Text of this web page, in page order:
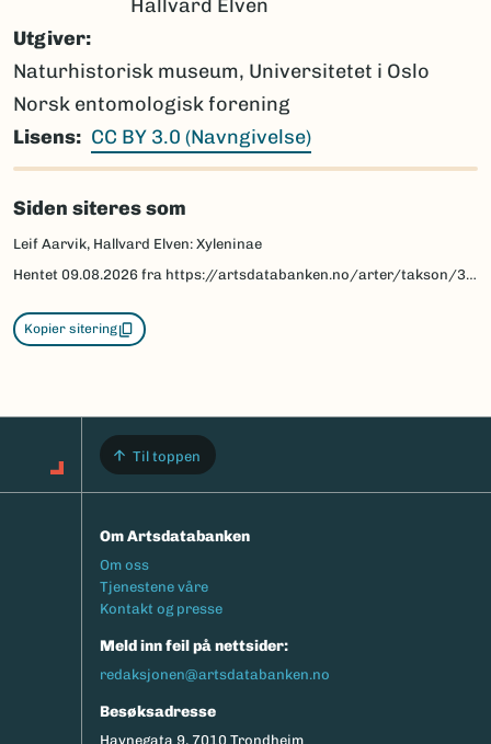
Hallvard Elven
Utgiver
Naturhistorisk museum, Universitetet i Oslo
Norsk entomologisk forening
Lisens
CC BY 3.0 (Navngivelse)
Siden siteres som
Leif Aarvik, Hallvard Elven: Xyleninae
Hentet 09.08.2026 fra https://artsdatabanken.no/arter/takson/30644/beskrivelse
Kopier sitering
Til toppen
Om Artsdatabanken
Footermeny
Om oss
Tjenestene våre
Kontakt og presse
Meld inn feil på nettsider:
redaksjonen@artsdatabanken.no
Besøksadresse
Havnegata 9, 7010 Trondheim